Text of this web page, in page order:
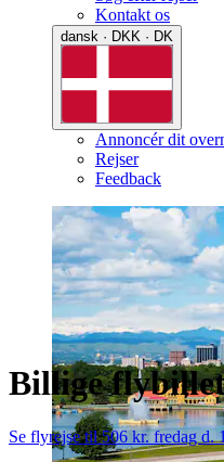
Kontakt os
dansk · DKK · DK
Annoncér dit
Rejser
Feedback
Billige
Se flyrejse til 506 kr. fredag d.